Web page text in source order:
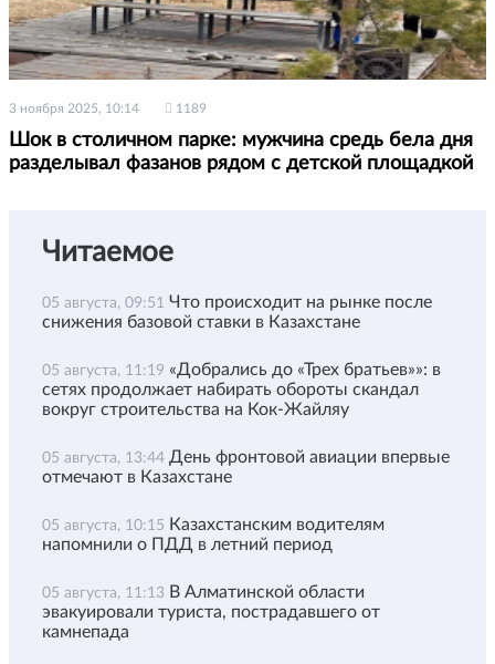
3 ноября 2025, 10:14 1189
Шок в столичном парке: мужчина средь бела дня
разделывал фазанов рядом с детской площадкой
Читаемое
05 августа, 09:51 Что происходит на рынке после
снижения базовой ставки в Казахстане
05 августа, 11:19 «Добрались до «Трех братьев»»: в
сетях продолжает набирать обороты скандал
вокруг строительства на Кок-Жайляу
05 августа, 13:44 День фронтовой авиации впервые
отмечают в Казахстане
05 августа, 10:15 Казахстанским водителям
напомнили о ПДД в летний период
05 августа, 11:13 В Алматинской области
эвакуировали туриста, пострадавшего от
камнепада